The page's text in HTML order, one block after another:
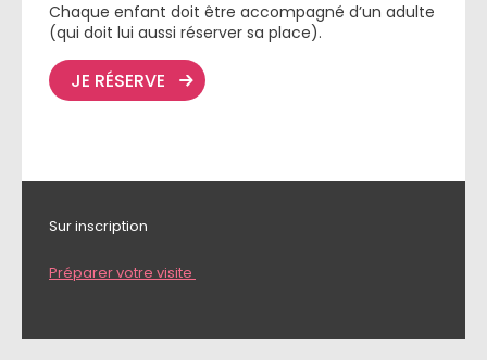
Chaque enfant doit être accompagné d’un adulte
(qui doit lui aussi réserver sa place).
JE RÉSERVE
Sur inscription
Préparer votre visite